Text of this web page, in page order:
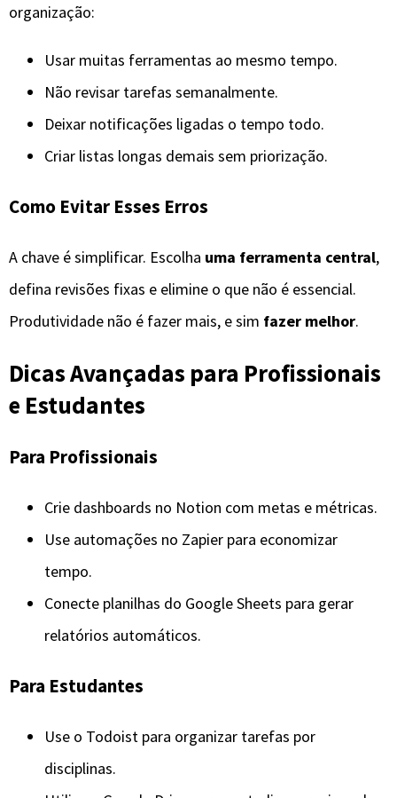
organização:
Usar muitas ferramentas ao mesmo tempo.
Não revisar tarefas semanalmente.
Deixar notificações ligadas o tempo todo.
Criar listas longas demais sem priorização.
Como Evitar Esses Erros
A chave é simplificar. Escolha uma ferramenta central,
defina revisões fixas e elimine o que não é essencial.
Produtividade não é fazer mais, e sim fazer melhor.
Dicas Avançadas para Profissionais
e Estudantes
Para Profissionais
Crie dashboards no Notion com metas e métricas.
Use automações no Zapier para economizar
tempo.
Conecte planilhas do Google Sheets para gerar
relatórios automáticos.
Para Estudantes
Use o Todoist para organizar tarefas por
disciplinas.